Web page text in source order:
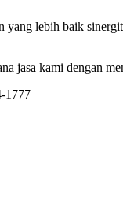
lebih baik
jasa kami dengan
1777